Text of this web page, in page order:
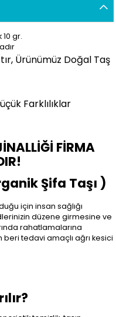
10 gr.
Ürünümüz Doğal Taş
Farklılıklar
FİRMA
Şifa Taşı )
için insan sağlığı
düzene girmesine ve
rahatlamalarına
tedavi amaçlı ağrı kesici